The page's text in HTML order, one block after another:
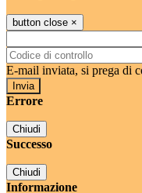
button close ×
E-mail inviata, si prega di
Errore
Chiudi
Successo
Chiudi
Informazione